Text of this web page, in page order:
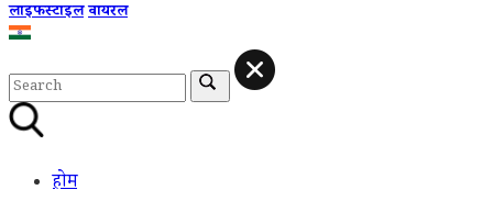
लाइफस्टाइलवायरल
होम